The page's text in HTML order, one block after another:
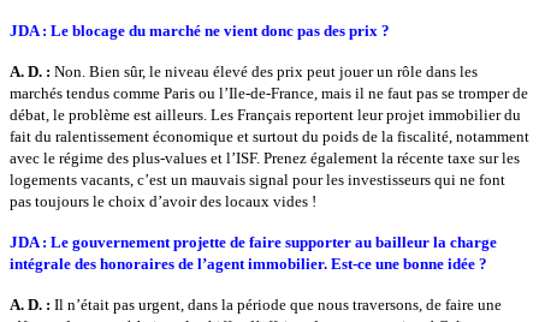
JDA : Le blocage du marché ne vient donc pas des prix ?
A. D. : Non. Bien sûr, le niveau élevé des prix peut jouer un rôle dans les
marchés tendus comme Paris ou l’Ile-de-France, mais il ne faut pas se tromper de
débat, le problème est ailleurs. Les Français reportent leur projet immobilier du
fait du ralentissement économique et surtout du poids de la fiscalité, notamment
avec le régime des plus-values et l’ISF. Prenez également la récente taxe sur les
logements vacants, c’est un mauvais signal pour les investisseurs qui ne font
pas toujours le choix d’avoir des locaux vides !
JDA : Le gouvernement projette de faire supporter au bailleur la charge
intégrale des honoraires de l’agent immobilier. Est-ce une bonne idée ?
A. D. : Il n’était pas urgent, dans la période que nous traversons, de faire une